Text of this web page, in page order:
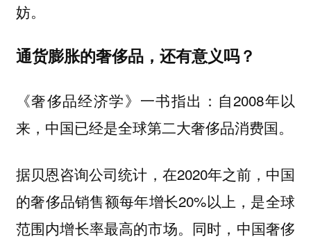
妨。
通货膨胀的奢侈品，还有意义吗？
《奢侈品经济学》一书指出：自2008年以
来，中国已经是全球第二大奢侈品消费国。
据贝恩咨询公司统计，在2020年之前，中国
的奢侈品销售额每年增长20%以上，是全球
范围内增长率最高的市场。同时，中国奢侈